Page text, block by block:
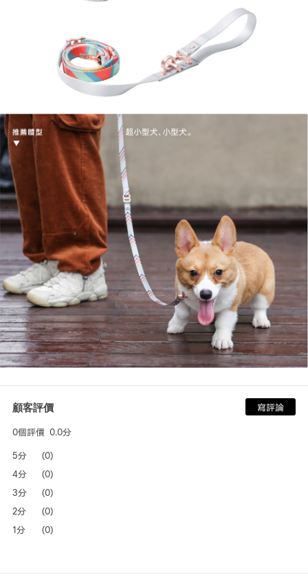
顧客評價
0個評價 0.0分
寫評論
5分
(0)
4分
(0)
3分
(0)
2分
(0)
1分
(0)